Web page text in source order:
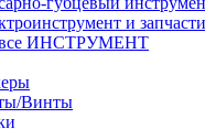
и запчасти
все ИНСТРУМЕНТ
Винты